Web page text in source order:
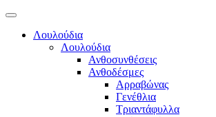
Λουλούδια
Λουλούδια
Ανθοσυνθέσεις
Ανθοδέσμες
Αρραβώνας
Γενέθλια
Τριαντάφυλλα